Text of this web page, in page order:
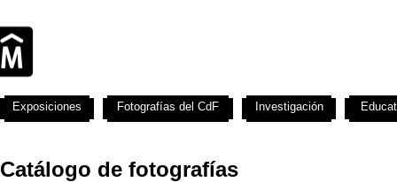
Catálogo de fotografías
Exposiciones Fotografías del CdF Investigación